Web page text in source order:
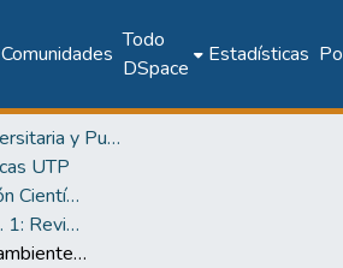
Comunidades
Todo
DSpace
Estadísticas
Editorial Universitaria y Publicaciones Seriadas
UTP
Revista de Iniciación Científica
2018, Vol. 4, Núm. 1: Revista de Iniciación Científica
Generación de un ambiente controlado para semilleros de huertos urbanos con freertos y arduino